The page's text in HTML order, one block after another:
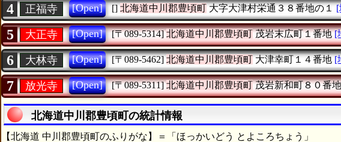
4 正福寺 [Open] [] 北海道中川郡豊頃町大字大津村栄通３８番地の１ [
5 大正寺 [Open] [〒089-5314] 北海道中川郡豊頃町茂岩末広町１番地 [
6 大林寺 [Open] [〒089-5462] 北海道中川郡豊頃町大津幸町１４番地 [
7 放光寺 [Open] [〒089-5311] 北海道中川郡豊頃町茂岩新和町８０番地
北海道中川郡豊頃町の統計情報
【北海道 中川郡豊頃町のふりがな】＝「ほっかいどう とよころちょう」